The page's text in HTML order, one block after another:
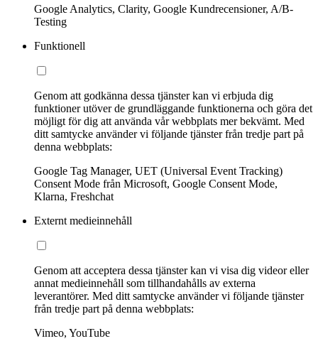
Google Analytics, Clarity, Google Kundrecensioner, A/B-
Testing
Funktionell
Genom att godkänna dessa tjänster kan vi erbjuda dig
funktioner utöver de grundläggande funktionerna och göra det
möjligt för dig att använda vår webbplats mer bekvämt. Med
ditt samtycke använder vi följande tjänster från tredje part på
denna webbplats:
Google Tag Manager, UET (Universal Event Tracking)
Consent Mode från Microsoft, Google Consent Mode,
Klarna, Freshchat
Externt medieinnehåll
Genom att acceptera dessa tjänster kan vi visa dig videor eller
annat medieinnehåll som tillhandahålls av externa
leverantörer. Med ditt samtycke använder vi följande tjänster
från tredje part på denna webbplats:
Vimeo, YouTube